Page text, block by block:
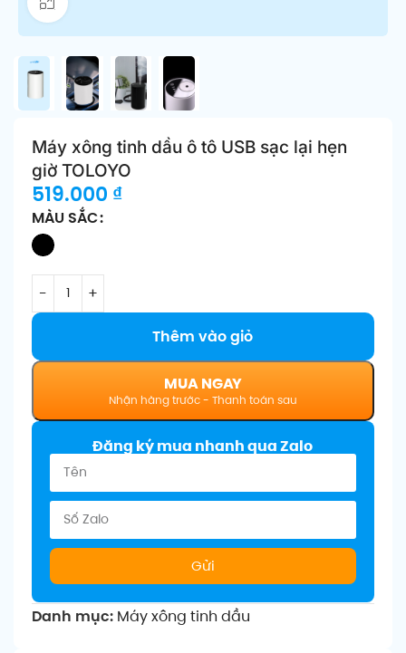
Máy xông tinh dầu ô tô USB sạc lại hẹn
giờ TOLOYO
519.000 ₫
MÀU SẮC
Thêm vào giỏ
MUA NGAY
Đăng ký mua nhanh qua Zalo
Gửi
Danh mục: Máy xông tinh dầu